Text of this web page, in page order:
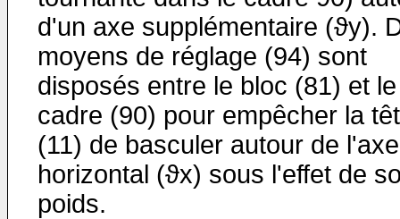
d'un axe supplémentaire (ϑy).
moyens de réglage (94) sont
disposés entre le bloc (81) et le
cadre (90) pour empêcher la
(11) de basculer autour de l'axe
horizontal (ϑx) sous l'effet de
poids.